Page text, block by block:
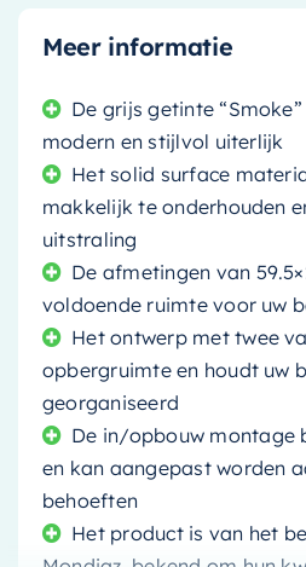
Meer informatie
De grijs getinte
modern en stijlvol uiterlijk
Het solid surface
makkelijk te onderhouden
uitstraling
De afmetingen van
voldoende ruimte voor uw
Het ontwerp met twee
opbergruimte en houdt uw
georganiseerd
De in/opbouw montage
en kan aangepast worden
behoeften
Het product is van het